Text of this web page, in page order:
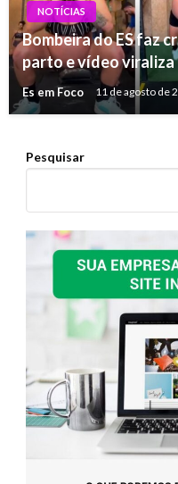
NOTÍCIAS
Bombeira do ES faz
parto e vídeo viraliza
Es em Foco 11 de agosto de
Pesquisar